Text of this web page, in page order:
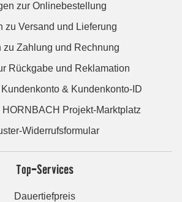
zur Onlinebestellung
zu Versand und Lieferung
zu Zahlung und Rechnung
Rückgabe und Reklamation
& Kundenkonto-ID
HORNBACH Projekt-Marktplatz
Widerrufsformular
Top-Services
Dauertiefpreis